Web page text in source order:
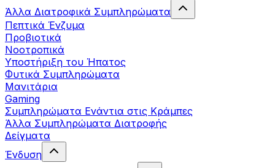
Άλλα Διατροφικά Συμπληρώματα
Πεπτικά Ένζυμα
Προβιοτικά
Νοοτροπικά
Υποστήριξη του Ήπατος
Φυτικά Συμπληρώματα
Μανιτάρια
Gaming
Συμπληρώματα Ενάντια στις Κράμπες
Άλλα Συμπληρώματα Διατροφής
Δείγματα
Ένδυση